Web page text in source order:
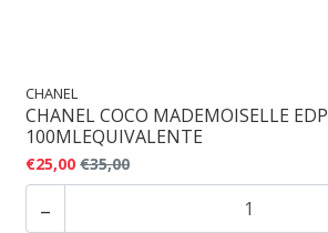
CHANEL
CHANEL COCO MADEMOISELLE EDP
100MLEQUIVALENTE
€25,00 €35,00
-